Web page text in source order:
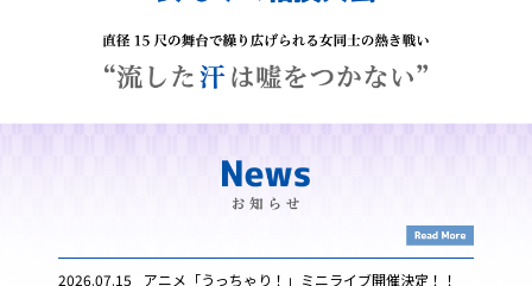
2026.07.15 アニメ「うっちゃり！」ミニライブ開催決定！！